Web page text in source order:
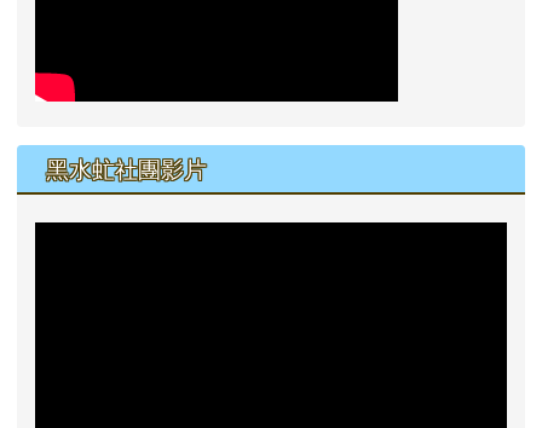
黑水虻社團影片